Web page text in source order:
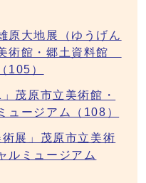
原大地展（ゆうげん
術館・郷土資料館
105）
茂原市立美術館・
ージアム（108）
展」茂原市立美術
ミュージアム